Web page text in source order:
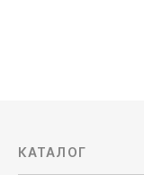
КАТАЛОГ